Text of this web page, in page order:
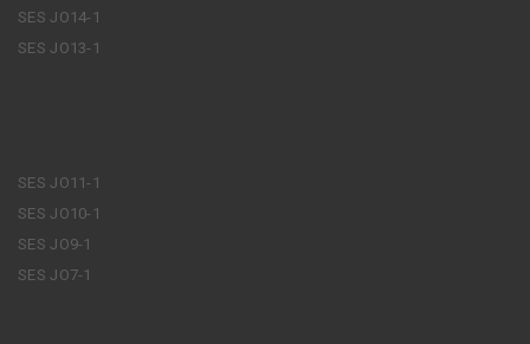
SES JO14-1
SES JO13-1
SES JO11-1
SES JO10-1
SES JO9-1
SES JO7-1